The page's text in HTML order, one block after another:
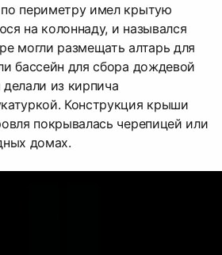
периметру имел крытую
на колоннаду, и назывался
могли размещать алтарь для
бассейн для сбора дождевой
из кирпича
Конструкция крыши
покрывалась черепицей или
домах.